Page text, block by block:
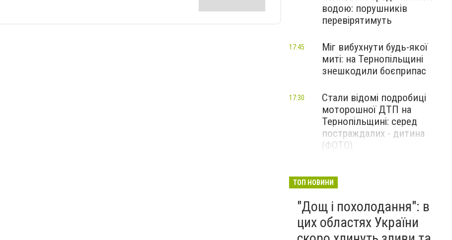
водою: порушників
перевірятимуть
Міг вибухнути будь-якої
миті: на Тернопільщині
знешкодили боєприпас
17:45
Стали відомі подробиці
моторошної ДТП на
Тернопільщині: серед
постраждалих - дитина
(ФОТО)
17:30
Тернополі запустили
ТОП НОВИНИ
"Дощ і похолодання": в
цих областях України